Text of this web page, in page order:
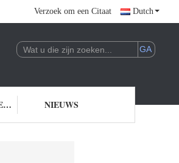
Verzoek om een Citaat Dutch
EN TOEPASSING VAN AI-
VERZOEK OM EEN CITAAT NIEUWS